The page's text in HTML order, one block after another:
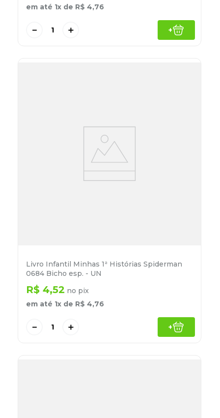
em até 1x de R$ 4,76
＋
－ +
Livro Infantil Minhas 1ª Histórias Spiderman
0684 Bicho esp. - UN
R$ 4,52 no pix
em até 1x de R$ 4,76
＋
－ +